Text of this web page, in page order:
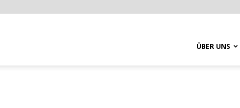
ÜBER UNS